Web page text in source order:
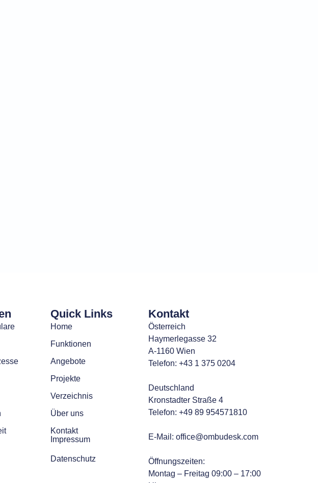
Quick Links
Home
Funktionen
Angebote
Projekte
Verzeichnis
Über uns
Kontakt
Impressum
Datenschutz
Kontakt
Österreich
Haymerlegasse 32
A-1160 Wien
Telefon: +43 1 375 0204
Deutschland
Kronstadter Straße 4
Telefon: +49 89 954571810
E-Mail: office@ombudesk.com
Öffnungszeiten:
Montag – Freitag 09:00 – 17:00